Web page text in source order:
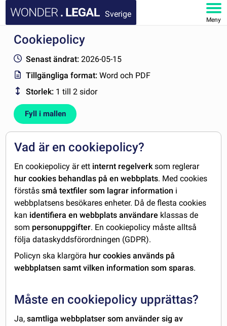
Sverige
Meny
STARTSIDA
DOKUMENT
FAQ
MITT KONTO
Cookiepolicy
Senast ändrat: 2026-05-15
Tillgängliga format:Word och PDF
Storlek: 1 till 2 sidor
Fyll i mallen
Vad är en cookiepolicy?
En cookiepolicy är ett internt regelverksom reglerar
hur cookies behandlas på en webbplats. Med cookies
förståssmå textfiler som lagrar information i
webbplatsens besökares enheter. Då de flesta cookies
kan identifiera en webbplats användare klassas de
som personuppgifter. En cookiepolicy måste alltså
följa dataskyddsförordningen (GDPR).
Policyn ska klargöra hur cookies används på
webbplatsen samt vilken information som sparas.
Måste en cookiepolicy upprättas?
Ja,samtliga webbplatser som använder sig av